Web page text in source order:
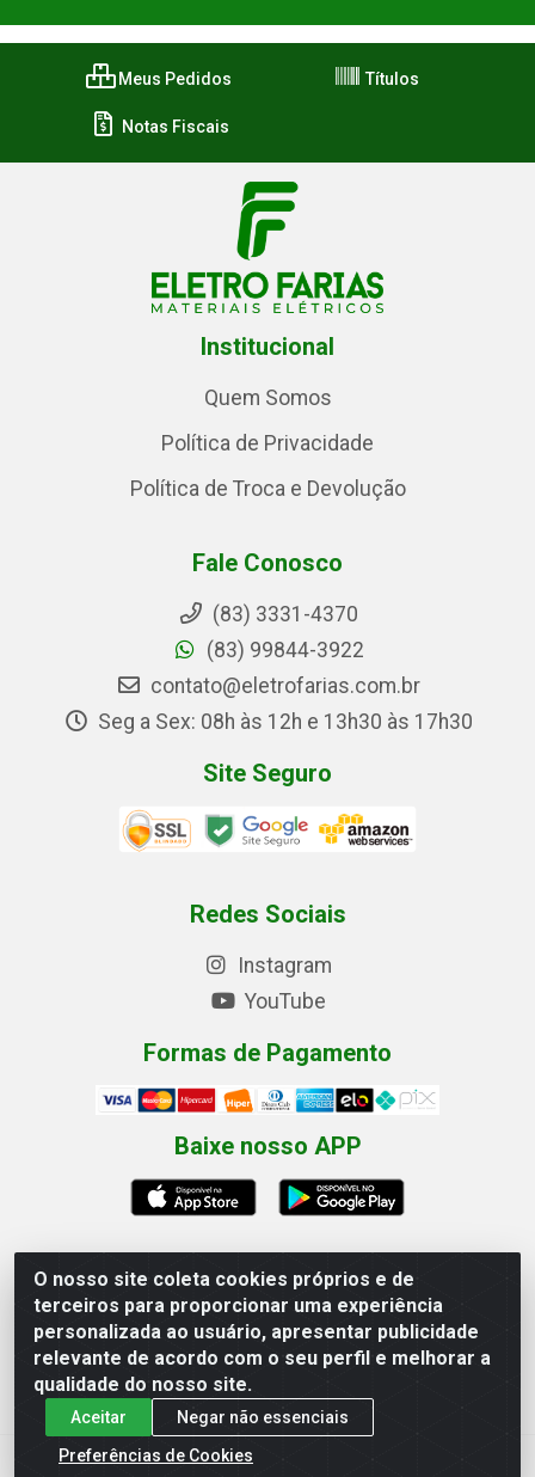
O nosso site coleta cookies próprios e de
terceiros para proporcionar uma experiência
personalizada ao usuário, apresentar publicidade
relevante de acordo com o seu perfil e melhorar a
qualidade do nosso site.
Aceitar
Negar não essenciais
Preferências de Cookies
Meus Pedidos Títulos
Notas Fiscais
Institucional
Quem Somos
Política de Privacidade
Política de Troca e Devolução
Fale Conosco
(83) 3331-4370
(83) 99844-3922
contato@eletrofarias.com.br
Seg a Sex: 08h às 12h e 13h30 às 17h30
Site Seguro
Redes Sociais
Instagram
YouTube
Formas de Pagamento
Baixe nosso APP
Eletrofarias Materiais Eletricos - Av. Jorn. Assis
Chateaubriand, 2500 - Distrito Industrial, Campina
Grande/PB - CEP 58.410-062 - CNPJ 12.110.462/0001-